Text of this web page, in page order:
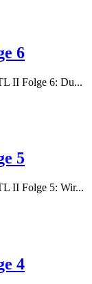
6
II Folge 6: Du...
5
II Folge 5: Wir...
4